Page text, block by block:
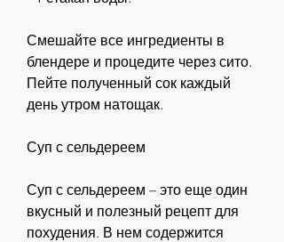
Смешайте все ингредиенты в
блендере и процедите через сито.
Пейте полученный сок каждый
день утром натощак.
Суп с сельдереем
Суп с сельдереем – это еще один
вкусный и полезный рецепт для
похудения. В нем содержится